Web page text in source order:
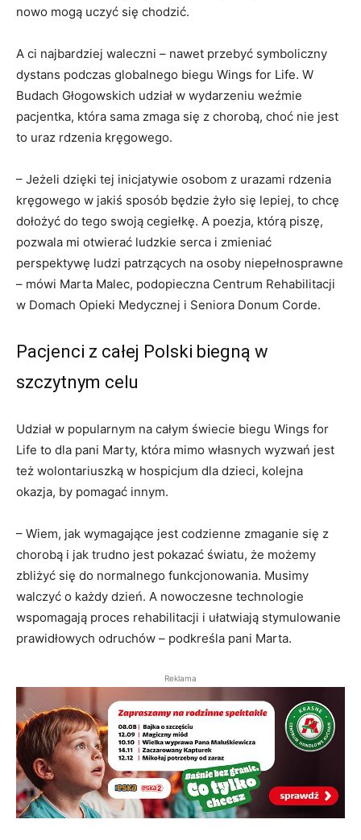
nowo mogą uczyć się chodzić.
A ci najbardziej waleczni – nawet przebyć symboliczny
dystans podczas globalnego biegu Wings for Life. W
Budach Głogowskich udział w wydarzeniu weźmie
pacjentka, która sama zmaga się z chorobą, choć nie jest
to uraz rdzenia kręgowego.
– Jeżeli dzięki tej inicjatywie osobom z urazami rdzenia
kręgowego w jakiś sposób będzie żyło się lepiej, to chcę
dołożyć do tego swoją cegiełkę. A poezja, którą piszę,
pozwala mi otwierać ludzkie serca i zmieniać
perspektywę ludzi patrzących na osoby niepełnosprawne
– mówi Marta Malec, podopieczna Centrum Rehabilitacji
w Domach Opieki Medycznej i Seniora Donum Corde.
Pacjenci z całej Polski biegną w
szczytnym celu
Udział w popularnym na całym świecie biegu Wings for
Life to dla pani Marty, która mimo własnych wyzwań jest
też wolontariuszką w hospicjum dla dzieci, kolejna
okazja, by pomagać innym.
– Wiem, jak wymagające jest codzienne zmaganie się z
chorobą i jak trudno jest pokazać światu, że możemy
zbliżyć się do normalnego funkcjonowania. Musimy
walczyć o każdy dzień. A nowoczesne technologie
wspomagają proces rehabilitacji i ułatwiają stymulowanie
prawidłowych odruchów – podkreśla pani Marta.
Reklama